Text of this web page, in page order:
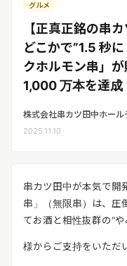
ビジネス
ライフスタイル
リリースを配
企業ユーザーでログ
する
受信
メディアユーザーでログ
レターリリースを受信（
録）
グルメ
【正真正銘の串
どこかで”1.5 秒
クホルモン串」
1,000 万本を達成
株式会社串カツ田中ホール
2025.11.10
串カツ田中が本気で開
串」（無限串）は、圧
てお酒と相性抜群の“
様からご支持をいただ